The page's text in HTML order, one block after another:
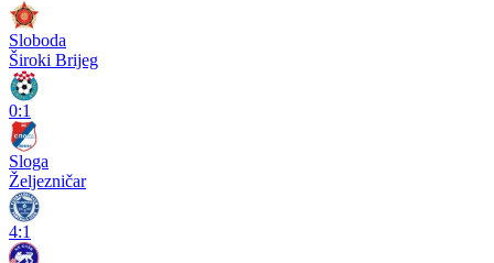
Sloboda
Široki Brijeg
0:1
Sloga
Željezničar
4:1